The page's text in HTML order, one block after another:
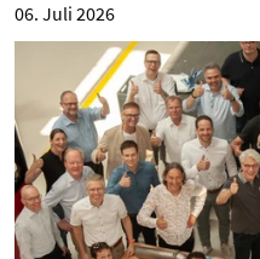
06. Juli 2026